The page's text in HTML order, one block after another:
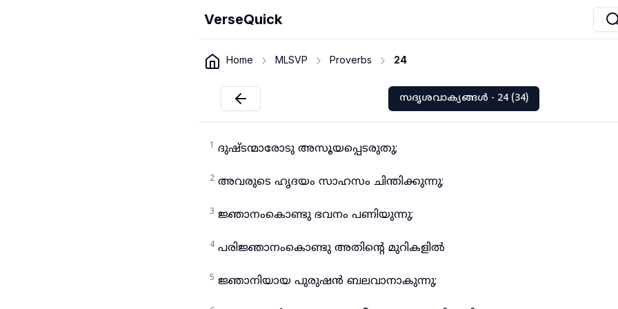
VerseQuick
Home MLSVP Proverbs 24
സദൃശവാക്യങ്ങൾ - 24 (34)
1 ദുഷ്ടന്മാരോടു അസൂയപ്പെടരുതു;
2 അവരുടെ ഹൃദയം സാഹസം ചിന്തിക്കുന്നു;
3 ജ്ഞാനംകൊണ്ടു ഭവനം പണിയുന്നു;
4 പരിജ്ഞാനംകൊണ്ടു അതിന്റെ മുറികളിൽ
5 ജ്ഞാനിയായ പുരുഷൻ ബലവാനാകുന്നു;